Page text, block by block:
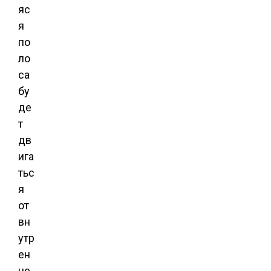
яс
я
по
ло
са
бу
де
т
дв
ига
тьс
я
от
вн
утр
ен